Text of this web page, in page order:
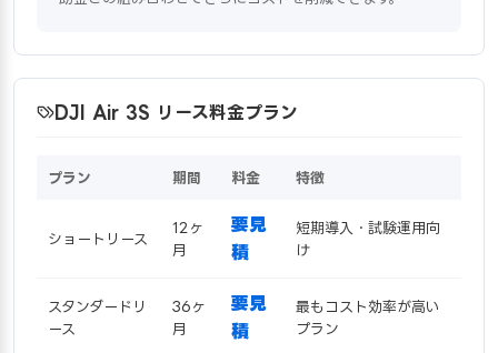
DJI Air 3S リース料金プラン
プラン 期間 料金 特徴
ショートリース
12ヶ
月
要見
積
短期導入・試験運用向
け
スタンダードリ
ース
36ヶ
月
要見
積
最もコスト効率が高い
プラン